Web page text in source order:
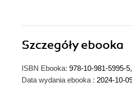
Szczegółyebooka
ISBN Ebooka: 978-10-981-5995-
Data wydania ebooka : 2024-10-